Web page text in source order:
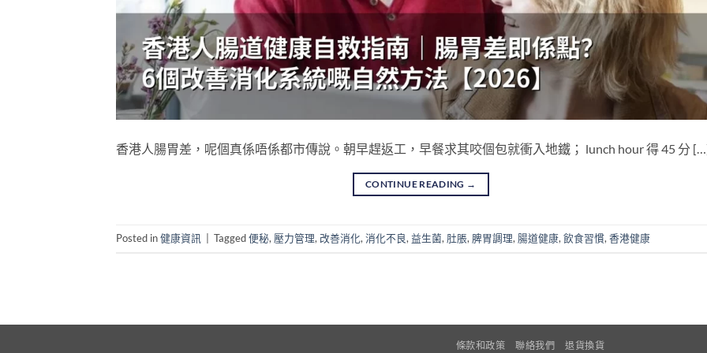
香港人腸胃差，呢個真係唔係都市傳說。朝早趕返工，早餐求其咬個包就衝入地鐵； lunch hour 得 45 分
CONTINUE READING →
Posted in健康資訊 Tagged便秘, 壓力管理, 改善消化,消化不良,益生菌, 肚脹,脾胃調理,腸道健康,飲食習慣,香港健康
條款和政策 聯絡我們 退貨換貨